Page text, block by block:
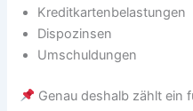
Kreditkartenbelastungen
Dispozinsen
Umschuldungen
Genau deshalb zählt ein